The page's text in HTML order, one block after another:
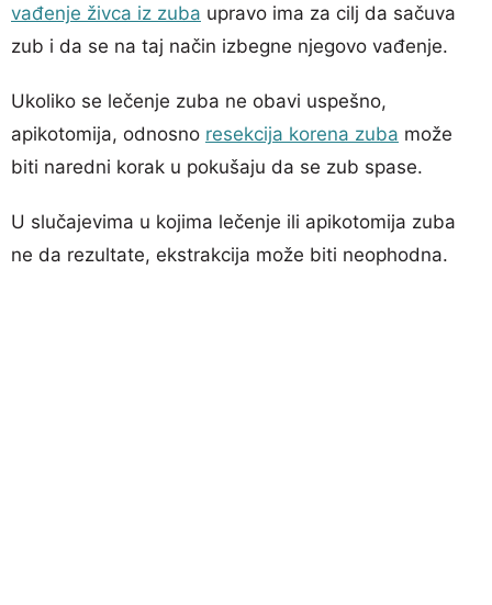
vađenje živca iz zuba upravo ima za cilj da sačuva
zub i da se na taj način izbegne njegovo vađenje.
Ukoliko se lečenje zuba ne obavi uspešno,
apikotomija, odnosno resekcija korena zuba može
biti naredni korak u pokušaju da se zub spase.
U slučajevima u kojima lečenje ili apikotomija zuba
ne da rezultate, ekstrakcija može biti neophodna.